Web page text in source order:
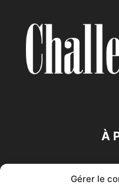
Gérer le
À